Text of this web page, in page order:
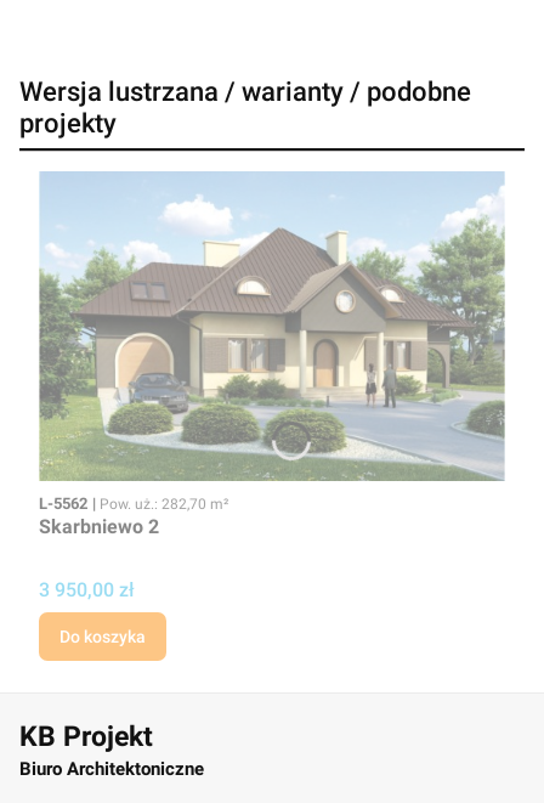
Wersja lustrzana / warianty / podobne
projekty
Kod
L-5562 Powierzchnia użytkowa
Pow. uż.: 282,70 m²
Skarbniewo 2
Cena
3 950,00 zł
Do koszyka
KB Projekt
Biuro Architektoniczne